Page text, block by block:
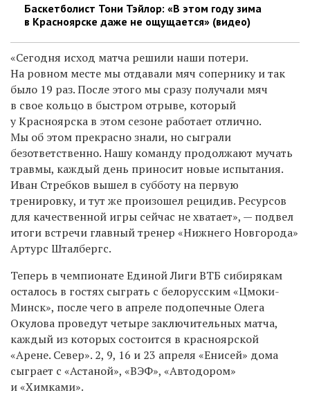
Баскетболист Тони Тэйлор: «В этом году зима
в Красноярске даже не ощущается» (видео)
«Сегодня исход матча решили наши потери.
На ровном месте мы отдавали мяч сопернику и так
было 19 раз. После этого мы сразу получали мяч
в свое кольцо в быстром отрыве, который
у Красноярска в этом сезоне работает отлично.
Мы об этом прекрасно знали, но сыграли
безответственно. Нашу команду продолжают мучать
травмы, каждый день приносит новые испытания.
Иван Стребков вышел в субботу на первую
тренировку, и тут же произошел рецидив. Ресурсов
для качественной игры сейчас не хватает», — подвел
итоги встречи главный тренер «Нижнего Новгорода»
Артурс Шталбергс.
Теперь в чемпионате Единой Лиги ВТБ сибирякам
осталось в гостях сыграть с белорусским «Цмоки-
Минск», после чего в апреле подопечные Олега
Окулова проведут четыре заключительных матча,
каждый из которых состоится в красноярской
«Арене. Север». 2, 9, 16 и 23 апреля «Енисей» дома
сыграет с «Астаной», «ВЭФ», «Автодором»
и «Химками».